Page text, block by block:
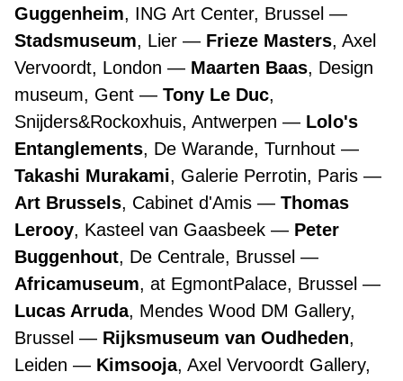
Guggenheim, ING Art Center, Brussel
Stadsmuseum, Lier Frieze Masters, Axel
Vervoordt, London
Maarten Baas, Design
museum, Gent
Tony Le Duc,
Snijders&Rockoxhuis, Antwerpen
Lolo's
Entanglements, De Warande, Turnhout
Takashi Murakami, Galerie Perrotin, Paris
Art Brussels, Cabinet d'Amis
Thomas
Lerooy, Kasteel van Gaasbeek
Peter
Buggenhout, De Centrale, Brussel
Africamuseum, at EgmontPalace, Brussel
Lucas Arruda, Mendes Wood DM Gallery,
Brussel
Rijksmuseum van Oudheden,
Leiden
Kimsooja, Axel Vervoordt Gallery,